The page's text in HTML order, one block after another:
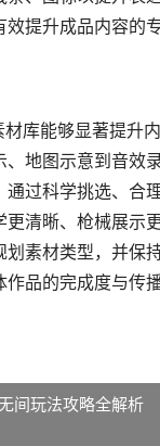
提升成品内容的专
库能够显著提升
、地图示意到音效
通过科学挑选、合
更清晰、枪械展示
划素材类型，并保
作品的完成度与传
间玩法攻略全解析